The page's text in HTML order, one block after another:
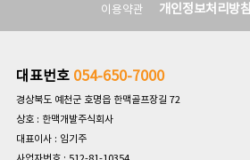
이용약관 개인정보처리방침
대표번호 054-650-7000
경상북도 예천군 호명읍 한맥골프장길 72
상호 : 한맥개발주식회사
대표이사 : 임기주